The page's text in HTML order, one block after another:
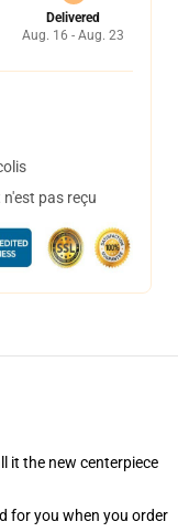
Delivered
Aug. 16 - Aug. 23
pas reçu
it the new centerpiece
for you when you order